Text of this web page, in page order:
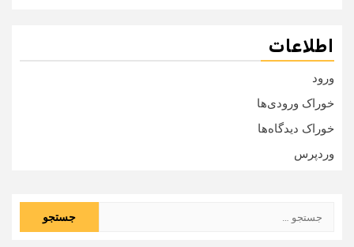
اطلاعات
ورود
خوراک ورودی‌ها
خوراک دیدگاه‌ها
وردپرس